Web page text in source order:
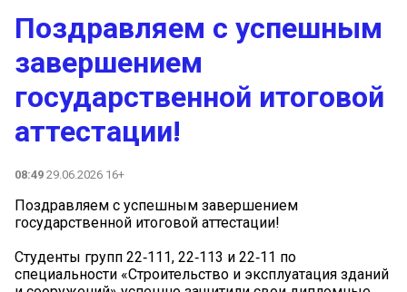
Поздравляем с успешным
завершением
государственной итоговой
аттестации!
08:49 29.06.2026 16+
Поздравляем с успешным завершением
государственной итоговой аттестации!
Студенты групп 22‑111, 22‑113 и 22‑11 по
специальности «Строительство и эксплуатация зданий